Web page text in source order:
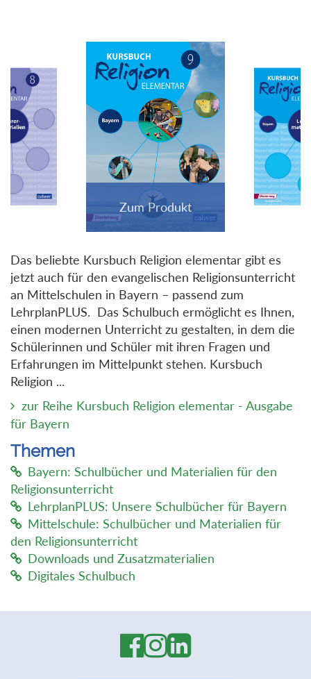
Das beliebte Kursbuch Religion elementar gibt es
jetzt auch für den evangelischen Religionsunterricht
an Mittelschulen in Bayern – passend zum
LehrplanPLUS. Das Schulbuch ermöglicht es Ihnen,
einen modernen Unterricht zu gestalten, in dem die
Schülerinnen und Schüler mit ihren Fragen und
Erfahrungen im Mittelpunkt stehen. Kursbuch
Religion ...
zur Reihe Kursbuch Religion elementar - Ausgabe
für Bayern
Themen
Bayern: Schulbücher und Materialien für den
Religionsunterricht
LehrplanPLUS: Unsere Schulbücher für Bayern
Mittelschule: Schulbücher und Materialien für
den Religionsunterricht
Downloads und Zusatzmaterialien
Digitales Schulbuch